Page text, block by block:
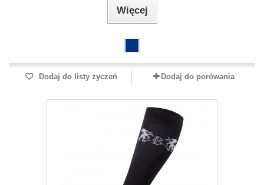
Więcej
Dodaj do listy życzeń Dodaj do porówania